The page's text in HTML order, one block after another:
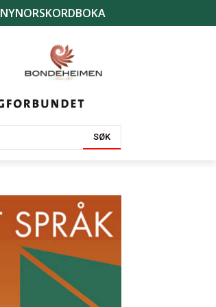
NYNORSKORDBOKA
SØK